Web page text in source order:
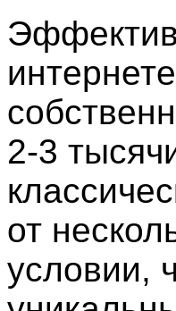
2-3
от
условии,